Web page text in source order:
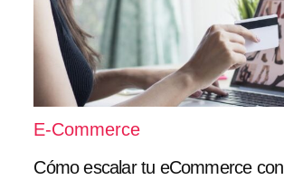
E-Commerce
Cómo escalar tu eCommerce con